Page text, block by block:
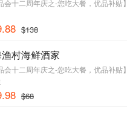
会十二周年庆之-您吃大餐，优品补贴
$138
村海鲜酒家
会十二周年庆之-您吃大餐，优品补贴
$68